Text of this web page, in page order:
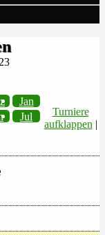
Jan
Jul
Turniere
aufklappen |